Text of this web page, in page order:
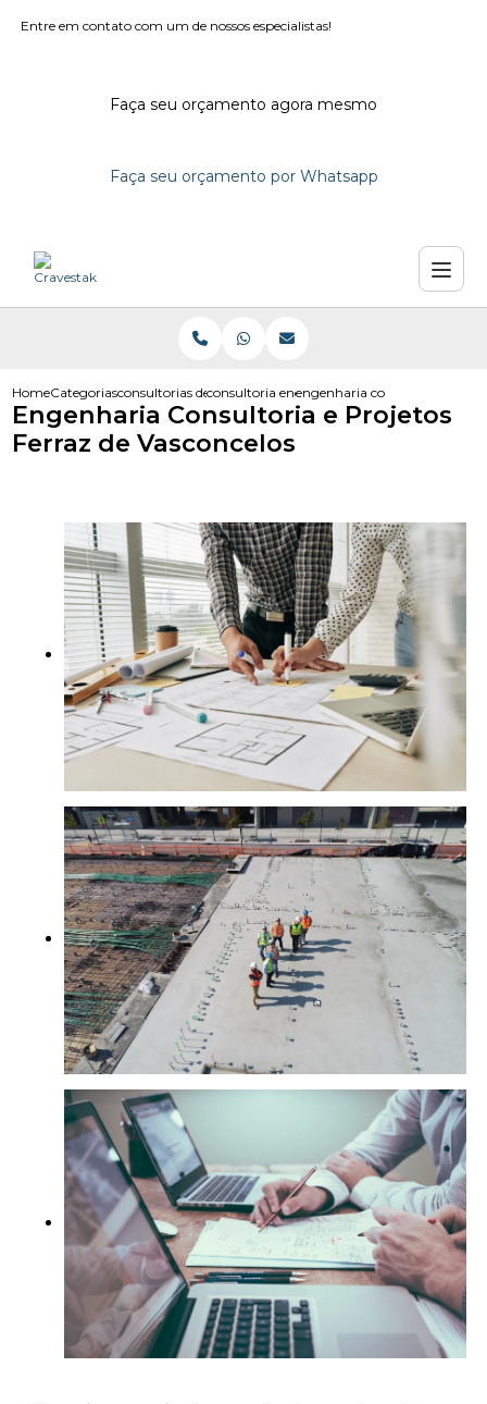
Entre em contato com um de nossos especialistas!
Faça seu orçamento agora mesmo
Faça seu orçamento por Whatsapp
HomeCategoriasconsultorias de engenhariaconsultoria engenharia civil
engenharia consultoria e
Engenharia Consultoria e Projetos
Ferraz de Vasconcelos